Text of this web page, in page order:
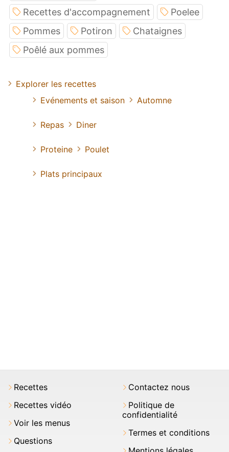
Recettes d'accompagnement
Poelee
Pommes
Potiron
Chataignes
Poêlé aux pommes
Explorer les recettes
Evénements et saison
Automne
Repas Diner
Proteine Poulet
Plats principaux
Recettes
Recettes vidéo
Voir les menus
Questions
Contactez nous
Politique de
confidentialité
Termes et conditions